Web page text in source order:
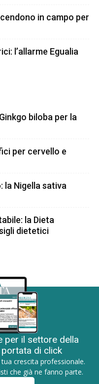
in campo per
l’allarme Egualia
biloba per la
per cervello e
la Nigella sativa
la Dieta
dietetici
per il settore della
di click
crescita professionale.
che già ne fanno parte.